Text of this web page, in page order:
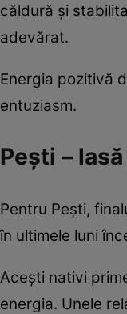
căldură și
adevărat.
Energia pozitivă
entuziasm.
Pești –
Pentru Pești,
în ultimele luni
Acești nativi
energia. Unele